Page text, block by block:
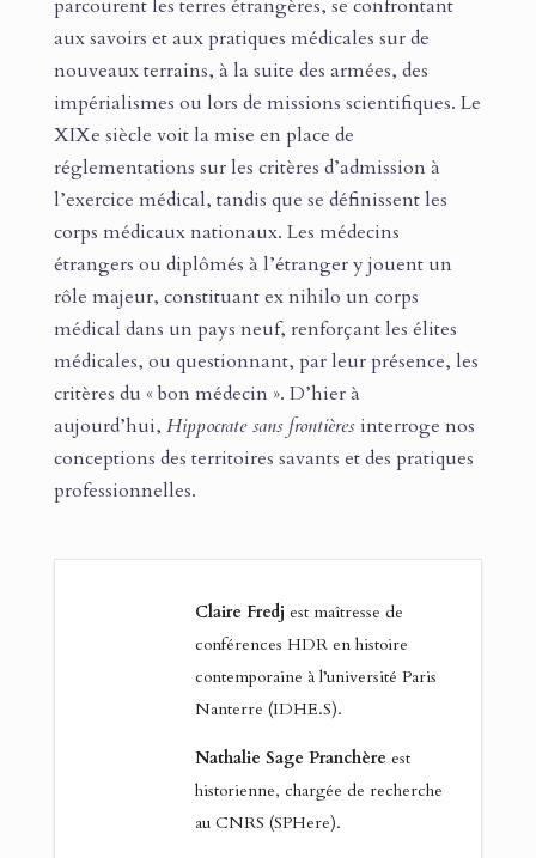
parcourent les terres étrangères, se confrontant
aux savoirs et aux pratiques médicales sur de
nouveaux terrains, à la suite des armées, des
impérialismes ou lors de missions scientifiques. Le
XIXe siècle voit la mise en place de
réglementations sur les critères d’admission à
l’exercice médical, tandis que se définissent les
corps médicaux nationaux. Les médecins
étrangers ou diplômés à l’étranger y jouent un
rôle majeur, constituant ex nihilo un corps
médical dans un pays neuf, renforçant les élites
médicales, ou questionnant, par leur présence, les
critères du « bon médecin ». D’hier à
aujourd’hui, Hippocrate sans frontièresinterroge nos
conceptions des territoires savants et des pratiques
professionnelles.
Claire Fredj est maîtresse de
conférences HDR en histoire
contemporaine à l’université Paris
Nanterre (IDHE.S).
Nathalie Sage Pranchère est
historienne, chargée de recherche
au CNRS (SPHere).